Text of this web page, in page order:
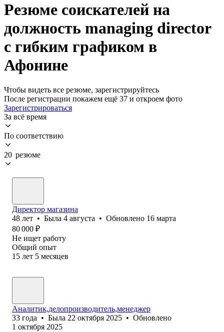
Резюме соискателей на
должность managing director
с гибким графиком в
Афонине
Чтобы видеть все резюме, зарегистрируйтесь
После регистрации покажем ещё 37 и откроем фото
Зарегистрироваться
За всё время
По соответствию
20 резюме
Директор магазина
48 лет • Была 4 августа • Обновлено 16 марта
80 000 ₽
Не ищет работу
Общий опыт
15 лет 5 месяцев
Аналитик,делопроизводитель,менеджер
33 года • Была 22 октября 2025 • Обновлено
1 октября 2025